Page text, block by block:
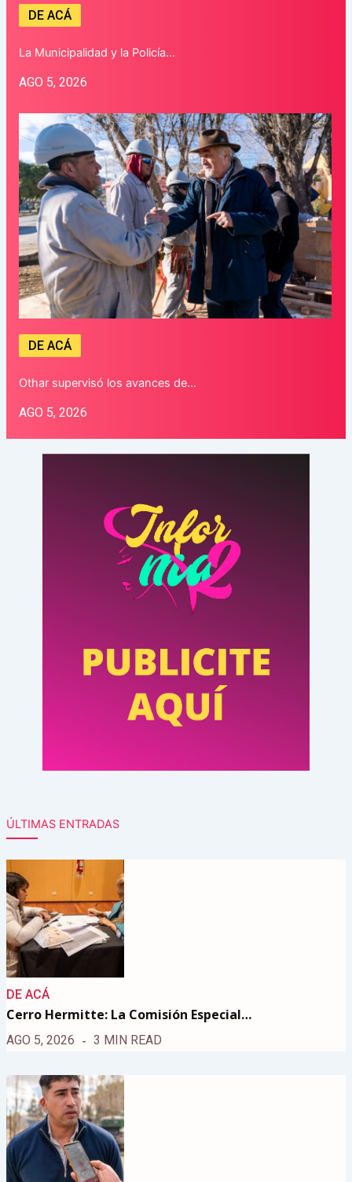
DE ACÁ
La Municipalidad y la Policía…
AGO 5, 2026
DE ACÁ
Othar supervisó los avances de…
AGO 5, 2026
ÚLTIMAS ENTRADAS
DE ACÁ
Cerro Hermitte: La Comisión Especial…
AGO 5, 2026 3 MIN READ